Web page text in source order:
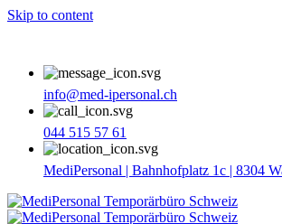
Skip to content
info@med-ipersonal.ch
044 515 57 61
MediPersonal | Bahnhofplatz 1c | 8304